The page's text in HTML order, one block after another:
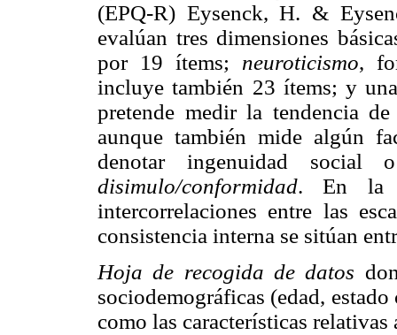
(EPQ-R) Eysenck, H. &
evalúan tres dimensiones
por 19 ítems; neuroticismo,
incluye también 23 ítems; y
pretende medir la tendencia
aunque también mide algún
denotar ingenuidad social
disimulo/conformidad. En la
intercorrelaciones entre las
consistencia interna se sitúan
Hoja de recogida de datos
sociodemográficas (edad,
como las características relativas